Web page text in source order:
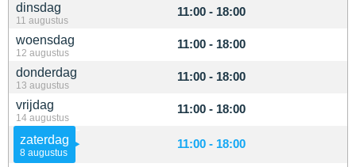
dinsdag
11 augustus
11:00 - 18:00
woensdag
12 augustus
11:00 - 18:00
donderdag
13 augustus
11:00 - 18:00
vrijdag
14 augustus
11:00 - 18:00
zaterdag
8 augustus
11:00 - 18:00